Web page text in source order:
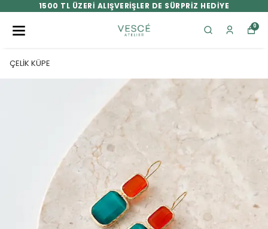
1500 TL ÜZERİ ALIŞVERİŞLER DE SÜRPRİZ HEDİYE
0
ÇELİK KÜPE